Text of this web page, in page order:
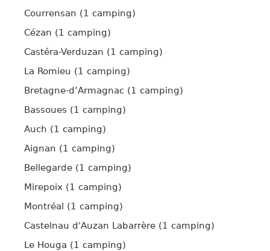
Courrensan (1 camping)
Cézan (1 camping)
Castéra-Verduzan (1 camping)
La Romieu (1 camping)
Bretagne-d’Armagnac (1 camping)
Bassoues (1 camping)
Auch (1 camping)
Aignan (1 camping)
Bellegarde (1 camping)
Mirepoix (1 camping)
Montréal (1 camping)
Castelnau d'Auzan Labarrère (1 camping)
Le Houga (1 camping)